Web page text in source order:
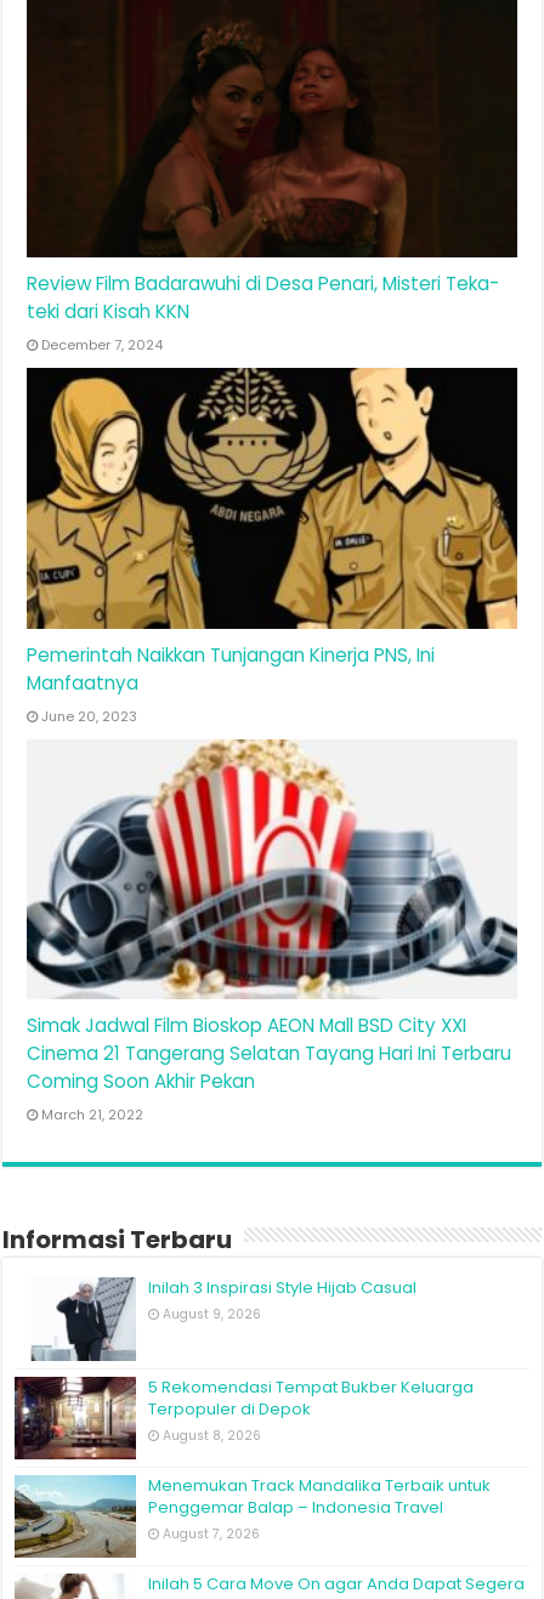
Review Film Badarawuhi di Desa Penari, Misteri Teka-
teki dari Kisah KKN
December 7, 2024
Pemerintah Naikkan Tunjangan Kinerja PNS, Ini
Manfaatnya
June 20, 2023
Simak Jadwal Film Bioskop AEON Mall BSD City XXI
Cinema 21 Tangerang Selatan Tayang Hari Ini Terbaru
Coming Soon Akhir Pekan
March 21, 2022
Informasi Terbaru
Inilah 3 Inspirasi Style Hijab Casual
August 9, 2026
5 Rekomendasi Tempat Bukber Keluarga
Terpopuler di Depok
August 8, 2026
Menemukan Track Mandalika Terbaik untuk
Penggemar Balap – Indonesia Travel
August 7, 2026
Inilah 5 Cara Move On agar Anda Dapat Segera